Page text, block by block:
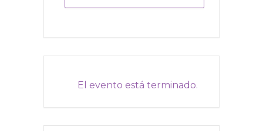
El evento está terminado.